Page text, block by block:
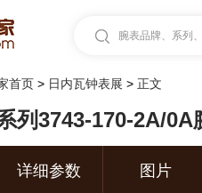
腕表品牌、系列
首页 > 日内瓦钟表展 > 正文
列3743-170-2A/0A
详细参数 图片